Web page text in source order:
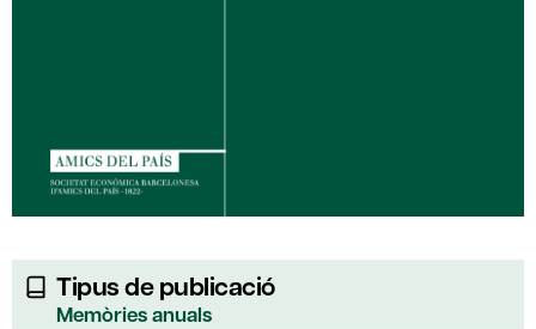
Tipus de publicació
Memòries anuals